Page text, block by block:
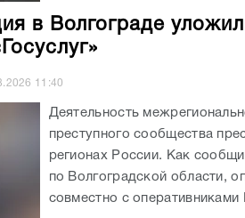
в Волгограде
11:40
Деятельность
преступного сообщества
регионах России. Как
по Волгоградской области,
совместно с